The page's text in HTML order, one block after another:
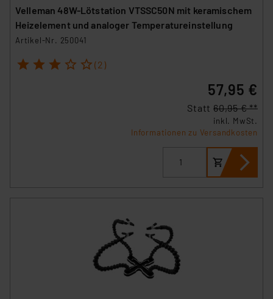
Velleman 48W-Lötstation VTSSC50N mit keramischem
Heizelement und analoger Temperatureinstellung
Artikel-Nr. 250041
1 2 3 4 5 (2)
57,95 €
Statt 60,95 € **
inkl. MwSt.
Informationen zu Versandkosten